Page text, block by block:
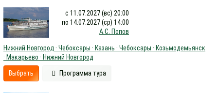
с 11.07.2027 (вс) 20:00
по 14.07.2027 (ср) 14:00
А.С. Попов
Нижний Новгород · Чебоксары · Казань · Чебоксары · Козьмодемьянск
· Макарьево · Нижний Новгород
Выбрать Программа тура